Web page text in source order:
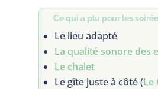
Ce qui a plu pour les
Le lieu adapté
La qualité sonore des
Le chalet
Le gîte juste à côté (Le